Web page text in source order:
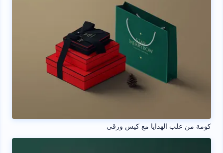
كومة من علب الهدايا مع كيس ورقي